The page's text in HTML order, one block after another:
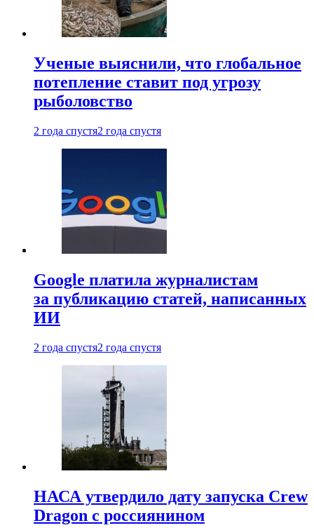
Ученые выяснили, что глобальное
потепление ставит под угрозу
рыболовство
2 года спустя2 года спустя
Google платила журналистам
за публикацию статей, написанных
ИИ
2 года спустя2 года спустя
НАСА утвердило дату запуска Crew
Dragon с россиянином